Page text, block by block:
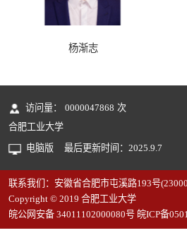
杨渐志
访问量： 0000047868 次
合肥工业大学
电脑版
最后更新时间： 2025.9.7
联系我们：安徽省合肥市屯溪路193号
Copyright © 2019 合肥工业大学
皖公网安备 34011102000080号 皖ICP备